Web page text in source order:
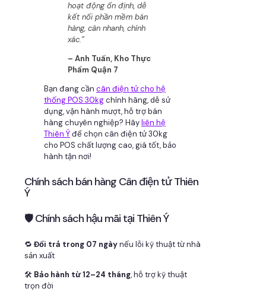
hoạt động ổn định, dễ
kết nối phần mềm bán
hàng, cân nhanh, chính
xác.”
– Anh Tuấn, Kho Thực
Phẩm Quận 7
Bạn đang cần cân điện tử cho hệ
thống POS 30kgchính hãng, dễ sử
dụng, vận hành mượt, hỗ trợ bán
hàng chuyên nghiệp? Hãyliên hệ
Thiên Ýđể chọn cân điện tử 30kg
cho POS chất lượng cao, giá tốt, bảo
hành tận nơi!
Chính sách bán hàng Cân điện tử Thiên
Ý
🛡 Chính sách hậu mãi tại Thiên Ý
🔁 Đổi trả trong 07 ngàynếu lỗi kỹ thuật từ nhà
sản xuất
🛠 Bảo hành từ 12–24 tháng, hỗ trợ kỹ thuật
trọn đời